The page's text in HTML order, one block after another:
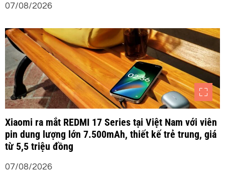
07/08/2026
Xiaomi ra mắt REDMI 17 Series tại Việt Nam với viên
pin dung lượng lớn 7.500mAh, thiết kế trẻ trung, giá
từ 5,5 triệu đồng
07/08/2026